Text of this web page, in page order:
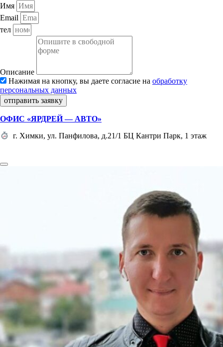
Имя
Email
тел
Описание
Нажимая на кнопку, вы даете согласие на обработку
персональных данных
отправить заявку
ОФИС «ЯРДРЕЙ — АВТО»
г. Химки, ул. Панфилова, д.21/1 БЦ Кантри Парк, 1 этаж